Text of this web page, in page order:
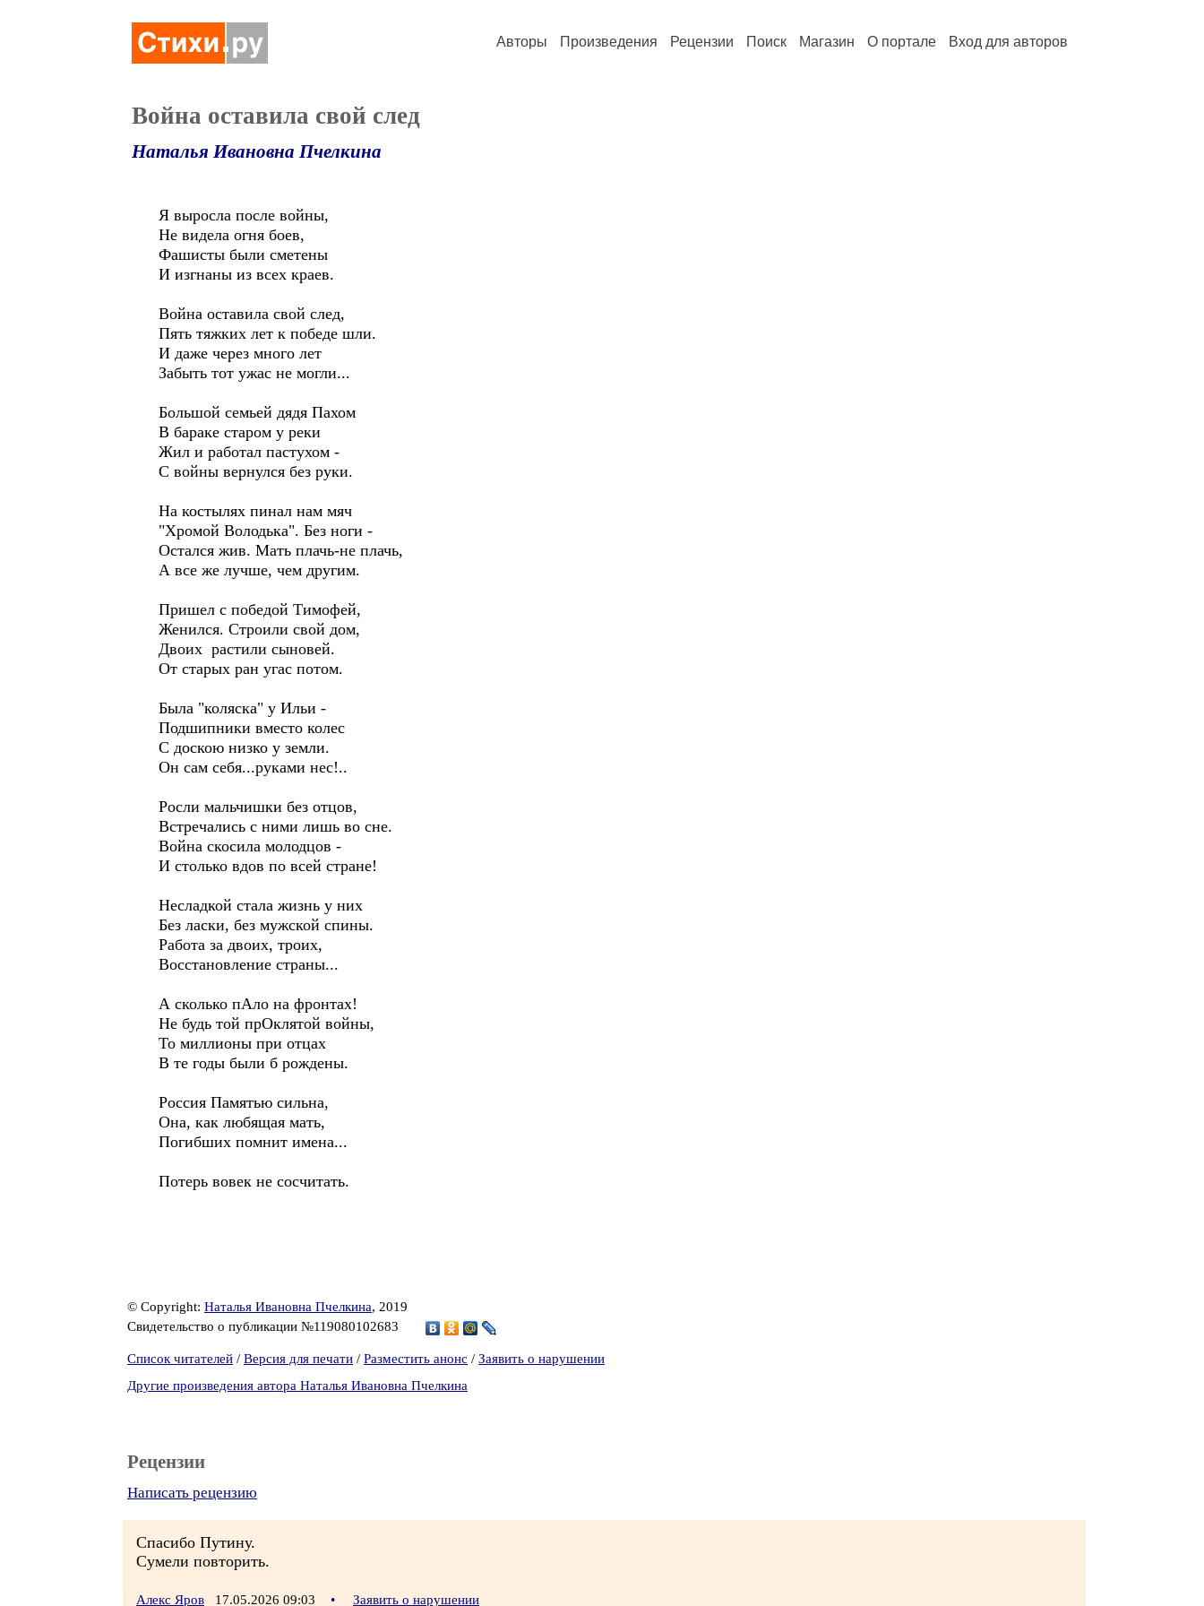
Авторы Произведения Рецензии Поиск Магазин О портале Вход для авторов
Война оставила свой след
Наталья Ивановна Пчелкина
Я выросла после войны,
Не видела огня боев,
Фашисты были сметены
И изгнаны из всех краев.
Война оставила свой след,
Пять тяжких лет к победе шли.
И даже через много лет
Забыть тот ужас не могли...
Большой семьей дядя Пахом
В бараке старом у реки
Жил и работал пастухом -
С войны вернулся без руки.
На костылях пинал нам мяч
"Хромой Володька". Без ноги -
Остался жив. Мать плачь-не плачь,
А все же лучше, чем другим.
Пришел с победой Тимофей,
Женился. Строили свой дом,
Двоих растили сыновей.
От старых ран угас потом.
Была "коляска" у Ильи -
Подшипники вместо колес
С доскою низко у земли.
Он сам себя...руками нес!..
Росли мальчишки без отцов,
Встречались с ними лишь во сне.
Война скосила молодцов -
И столько вдов по всей стране!
Несладкой стала жизнь у них
Без ласки, без мужской спины.
Работа за двоих, троих,
Восстановление страны...
А сколько пАло на фронтах!
Не будь той прОклятой войны,
То миллионы при отцах
В те годы были б рождены.
Россия Памятью сильна,
Она, как любящая мать,
Погибших помнит имена...
Потерь вовек не сосчитать.
© Copyright: Наталья Ивановна Пчелкина, 2019
Свидетельство о публикации №119080102683
Список читателей / Версия для печати / Разместить анонс / Заявить о нарушении
Другие произведения автора Наталья Ивановна Пчелкина
Рецензии
Написать рецензию
Спасибо Путину.
Сумели повторить.
Алекс Яров 17.05.2026 09:03 • Заявить о нарушении